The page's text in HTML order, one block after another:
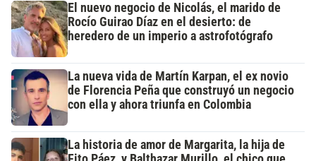
El nuevo negocio de Nicolás, el marido de
Rocío Guirao Díaz en el desierto: de
heredero de un imperio a astrofotógrafo
La nueva vida de Martín Karpan, el ex novio
de Florencia Peña que construyó un negocio
con ella y ahora triunfa en Colombia
La historia de amor de Margarita, la hija de